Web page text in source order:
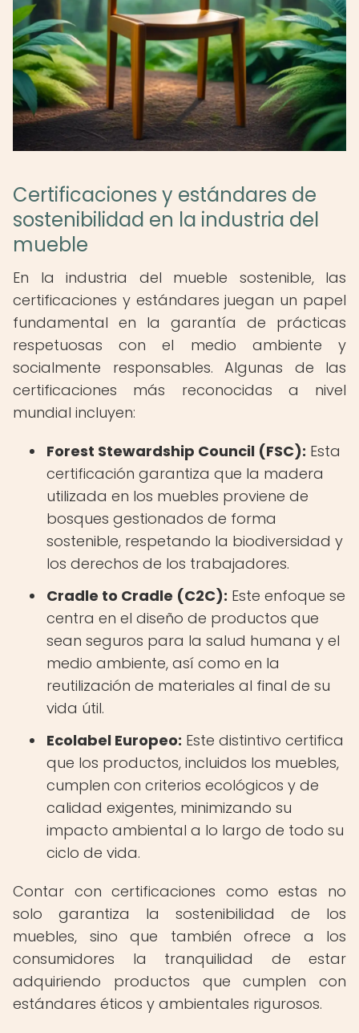
Certificaciones y estándares de
sostenibilidad en la industria del
mueble
En la industria del mueble sostenible, las
certificaciones y estándares juegan un papel
fundamental en la garantía de prácticas
respetuosas con el medio ambiente y
socialmente responsables. Algunas de las
certificaciones más reconocidas a nivel
mundial incluyen:
Forest Stewardship Council (FSC): Esta
certificación garantiza que la madera
utilizada en los muebles proviene de
bosques gestionados de forma
sostenible, respetando la biodiversidad y
los derechos de los trabajadores.
Cradle to Cradle (C2C): Este enfoque se
centra en el diseño de productos que
sean seguros para la salud humana y el
medio ambiente, así como en la
reutilización de materiales al final de su
vida útil.
Ecolabel Europeo: Este distintivo certifica
que los productos, incluidos los muebles,
cumplen con criterios ecológicos y de
calidad exigentes, minimizando su
impacto ambiental a lo largo de todo su
ciclo de vida.
Contar con certificaciones como estas no
solo garantiza la sostenibilidad de los
muebles, sino que también ofrece a los
consumidores la tranquilidad de estar
adquiriendo productos que cumplen con
estándares éticos y ambientales rigurosos.